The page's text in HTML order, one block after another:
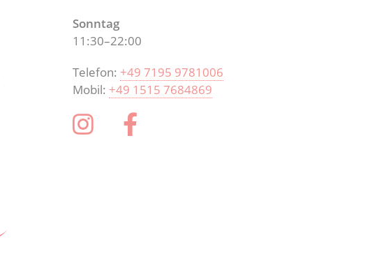
Sonntag
11:30–22:00
Telefon: +49 7195 9781006
Mobil: +49 1515 7684869